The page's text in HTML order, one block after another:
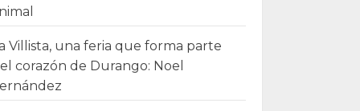
Villista, una feria que forma parte
corazón de Durango: Noel